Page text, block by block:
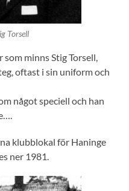
Torsell
minns Stig Torsell,
oftast i sin uniform och
något speciell och han
klubblokal för Haninge
ner 1981.